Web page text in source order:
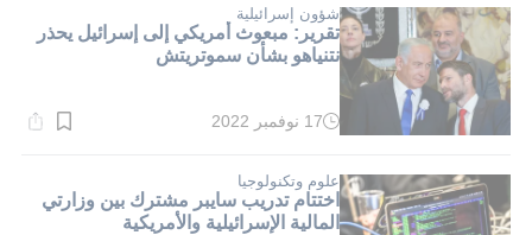
دقيقة.
شؤون إسرائيلية
تقرير: مبعوث أمريكي إلى إسرائيل يحذر
نتنياهو بشأن سموتريتش
وقت
دقيقة.
17 نوفمبر 2022
علوم وتكنولوجيا
اختتام تدريب سايبر مشترك بين وزارتي
المالية الإسرائيلية والأمريكية